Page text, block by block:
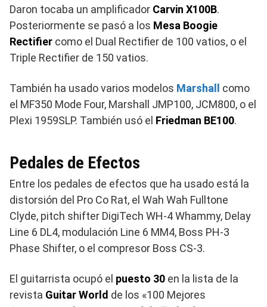
Daron tocaba un amplificador Carvin X100B.
Posteriormente se pasó a los Mesa Boogie
Rectifier como el Dual Rectifier de 100 vatios, o el
Triple Rectifier de 150 vatios.
También ha usado varios modelos Marshall
como
el MF350 Mode Four, Marshall JMP100, JCM800, o el
Plexi 1959SLP. También usó el Friedman BE100.
Pedales de Efectos
Entre los pedales de efectos que ha usado está la
distorsión del Pro Co Rat, el Wah Wah Fulltone
Clyde, pitch shifter DigiTech WH-4 Whammy, Delay
Line 6 DL4, modulación Line 6 MM4, Boss PH-3
Phase Shifter, o el compresor Boss CS-3.
El guitarrista ocupó el puesto 30 en la lista de la
revista Guitar World de los «100 Mejores